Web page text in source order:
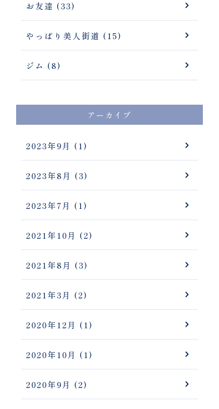
お友達 (33)
やっぱり美人街道 (15)
ジム (8)
アーカイブ
2023年9月 (1)
2023年8月 (3)
2023年7月 (1)
2021年10月 (2)
2021年8月 (3)
2021年3月 (2)
2020年12月 (1)
2020年10月 (1)
2020年9月 (2)